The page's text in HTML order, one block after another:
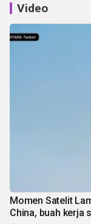
Video
Momen Satelit
China, buah kerja